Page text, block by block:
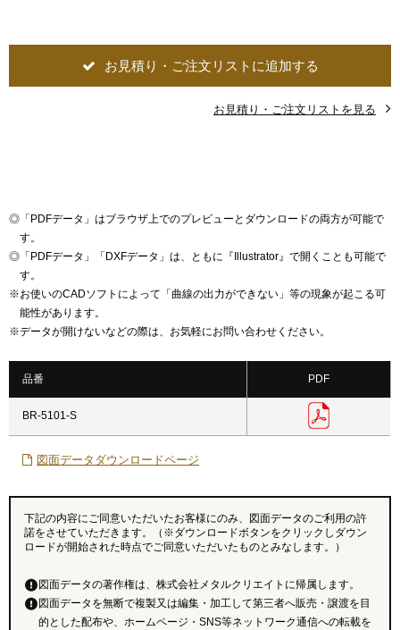
お見積り・ご注文リストに追加する
お見積り・ご注文リストを見る
◎ 「PDFデータ」はブラウザ上でのプレビューとダウンロードの両方が可能で
す。
◎ 「PDFデータ」「DXFデータ」は、ともに『Illustrator』で開くことも可能で
す。
※お使いのCADソフトによって「曲線の出力ができない」等の現象が起こる可
能性があります。
※データが開けないなどの際は、お気軽にお問い合わせください。
品番 PDF
BR-5101-S
図面データダウンロードページ
下記の内容にご同意いただいたお客様にのみ、図面データのご利用の許
諾をさせていただきます。（※ダウンロードボタンをクリックしダウン
ロードが開始された時点でご同意いただいたものとみなします。）
図面データの著作権は、株式会社メタルクリエイトに帰属します。
図面データを無断で複製又は編集・加工して第三者へ販売・譲渡を目
的とした配布や、ホームページ・SNS等ネットワーク通信への転載を